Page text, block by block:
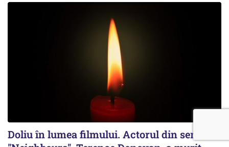
Doliu în lumea filmului. Actorul din serialul